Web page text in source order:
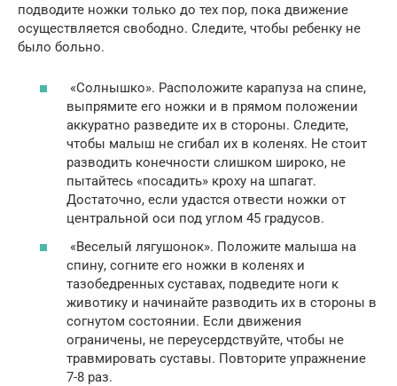
подводите ножки только до тех пор, пока движение
осуществляется свободно. Следите, чтобы ребенку не
было больно.
«Солнышко». Расположите карапуза на спине,
выпрямите его ножки и в прямом положении
аккуратно разведите их в стороны. Следите,
чтобы малыш не сгибал их в коленях. Не стоит
разводить конечности слишком широко, не
пытайтесь «посадить» кроху на шпагат.
Достаточно, если удастся отвести ножки от
центральной оси под углом 45 градусов.
«Веселый лягушонок». Положите малыша на
спину, согните его ножки в коленях и
тазобедренных суставах, подведите ноги к
животику и начинайте разводить их в стороны в
согнутом состоянии. Если движения
ограничены, не переусердствуйте, чтобы не
травмировать суставы. Повторите упражнение
7-8 раз.